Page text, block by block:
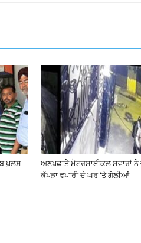
ਪੁਲਸ
ਅਣਪਛਾਤੇ ਮੋਟਰਸਾਈਕਲ ਸਵਾਰਾਂ
ਕੱਪੜਾ ਵਪਾਰੀ ਦੇ ਘਰ ‘ਤੇ ਗੋਲੀਆਂ